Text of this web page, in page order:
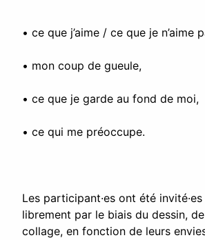
• ce que j’aime / ce que je n’aime
• mon coup de gueule,
• ce que je garde au fond de moi,
• ce qui me préoccupe.
Les participant·es ont été invité·es
librement par le biais du dessin,
collage, en fonction de leurs